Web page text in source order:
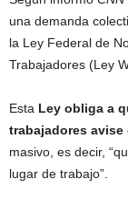
una demanda
la Ley Federal de
Trabajadores (Ley
Esta Ley obliga a
trabajadores
masivo, es decir,
lugar de trabajo”.